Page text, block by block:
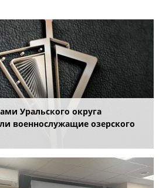
Уральского округа
военнослужащие озерского
важных государственных